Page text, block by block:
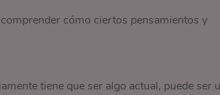
cómo ciertos pensamientos y
tiene que ser algo actual, puede ser